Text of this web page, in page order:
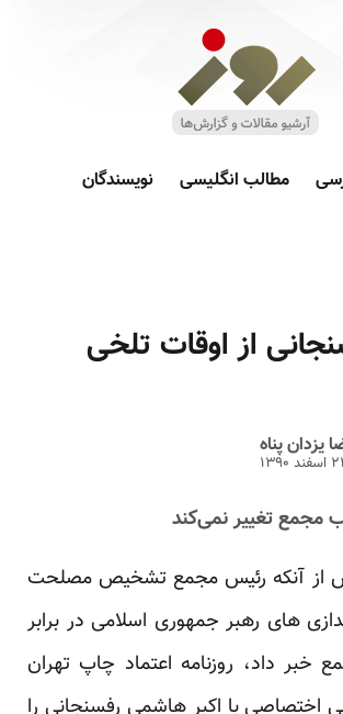
مطالب انگلیسی نویسندگان
از اوقات تلخی
یزدان پناه
مجمع تغییر نمی‌کند
از آنکه رئیس مجمع تشخیص مصلحت
های رهبر جمهوری اسلامی در برابر
خبر داد، روزنامه اعتماد چاپ تهران
اختصاصی با اکبر هاشمی رفسنجانی را